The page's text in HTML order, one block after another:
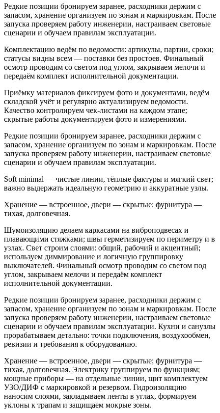
Редкие позиции бронируем заранее, расходники держим с
запасом, хранение организуем по зонам и маркировкам. После
запуска проверяем работу инженерии, настраиваем световые
сценарии и обучаем правилам эксплуатации.
Комплектацию ведём по ведомости: артикулы, партии, сроки;
статусы видны всем — поставки без простоев. Финальный
осмотр проводим со светом под углом, закрываем мелочи и
передаём комплект исполнительной документации.
Приёмку материалов фиксируем фото и документами, ведём
складской учёт и регулярно актуализируем ведомости.
Качество контролируем чек‑листами на каждом этапе;
скрытые работы документируем фото и измерениями.
Редкие позиции бронируем заранее, расходники держим с
запасом, хранение организуем по зонам и маркировкам. После
запуска проверяем работу инженерии, настраиваем световые
сценарии и обучаем правилам эксплуатации.
Soft minimal — чистые линии, тёплые фактуры и мягкий свет;
важно выдержать идеальную геометрию и аккуратные узлы.
Хранение — встроенное, двери — скрытые; фурнитура —
тихая, долговечная.
Шумоизоляцию делаем каркасами на виброподвесах и
плавающими стяжками; швы герметизируем по периметру и в
узлах. Свет строим слоями: общий, рабочий и акцентный;
используем диммирование и логичную группировку
выключателей. Финальный осмотр проводим со светом под
углом, закрываем мелочи и передаём комплект
исполнительной документации.
Редкие позиции бронируем заранее, расходники держим с
запасом, хранение организуем по зонам и маркировкам. После
запуска проверяем работу инженерии, настраиваем световые
сценарии и обучаем правилам эксплуатации. Кухни и санузлы
прорабатываем детально: точки подключения, воздухообмен,
ревизии и требования к оборудованию.
Хранение — встроенное, двери — скрытые; фурнитура —
тихая, долговечная. Электрику группируем по функциям;
мощные приборы — на отдельные линии, щит комплектуем
УЗО/ДИФ с маркировкой и резервом. Гидроизоляцию
наносим слоями, закладываем ленты в углах, формируем
уклоны к трапам и защищаем мокрые зоны.